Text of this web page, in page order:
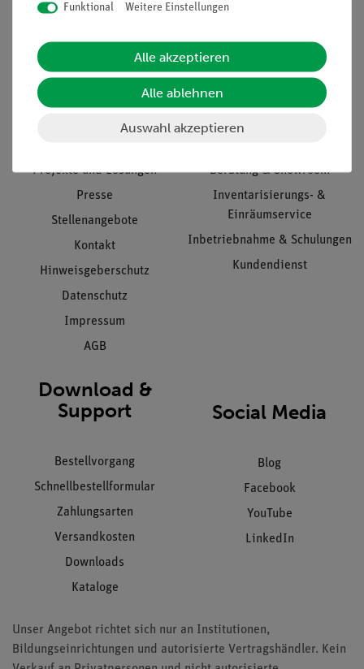
Informationen
Projekte und Lösungen
Presse
Stellenangebote
Kontakt
Hinweisgeberschutz
Datenschutz
Impressum
AGB
Beratung & Showroom
Inventarisierungs- &
Einräumservice
Inbetriebnahme & Schulungen
Kundendienst
Download &
Support
Bestellvorgang
Schnellbestellformular
Zahlungsarten
Versandkosten
Downloads
Kataloge
Social Media
Blog
Facebook
YouTube
LinkedIn
Unser Angebot richtet sich nur an Institutionen,
Bildungseinrichtungen und autorisierte Vertragshändler. Kein
Funktional Weitere Einstellungen
Alle akzeptieren
Alle ablehnen
Auswahl akzeptieren